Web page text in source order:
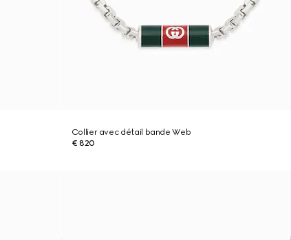
Collier avec détail bande Web
€ 820